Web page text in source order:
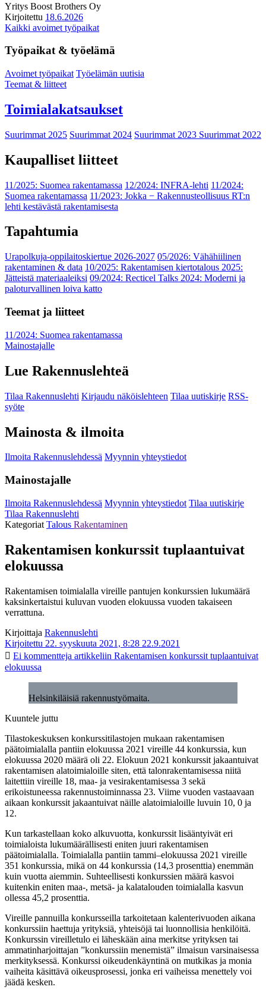
Yritys Boost Brothers Oy
Kirjoitettu 18.6.2026
Kaikki avoimet työpaikat
Työpaikat & työelämä
Avoimet työpaikat Työelämän uutisia
Teemat & liitteet
Toimialakatsaukset
Suurimmat 2025 Suurimmat 2024 Suurimmat 2023 Suurimmat 2022
Kaupalliset liitteet
11/2025: Suomea rakentamassa 12/2024: INFRA-lehti 11/2024:
Suomea rakentamassa 11/2023: Jokka − Rakennusteollisuus RT:n
lehti kestävästä rakentamisesta
Tapahtumia
Urapolkuja-oppilaitoskiertue 2026-2027 05/2026: Vähähiilinen
rakentaminen & data 10/2025: Rakentamisen kiertotalous 2025:
Jätteistä materiaaleiksi 09/2024: Recticel Talks 2024: Moderni ja
paloturvallinen loiva katto
Teemat ja liitteet
11/2024: Suomea rakentamassa
Mainostajalle
Lue Rakennuslehteä
Tilaa Rakennuslehti Kirjaudu näköislehteen Tilaa uutiskirje RSS-
syöte
Mainosta & ilmoita
Ilmoita Rakennuslehdessä Myynnin yhteystiedot
Mainostajalle
Ilmoita Rakennuslehdessä Myynnin yhteystiedot Tilaa uutiskirje
Tilaa Rakennuslehti
Kategoriat Talous Rakentaminen
Rakentamisen konkurssit tuplaantuivat
elokuussa
Rakentamisen toimialalla vireille pantujen konkurssien lukumäärä
kaksinkertaistui kuluvan vuoden elokuussa vuoden takaiseen
verrattuna.
Kirjoittaja Rakennuslehti
Kirjoitettu 22. syyskuuta 2021, 8:28 22.9.2021
Ei kommentteja artikkeliin Rakentamisen konkurssit tuplaantuivat
elokuussa
Helsinkiläisiä rakennustyömaita.
Kuuntele juttu
Tilastokeskuksen konkurssitilastojen mukaan rakentamisen
päätoimialalla pantiin elokuussa 2021 vireille 44 konkurssia, kun
elokuussa 2020 määrä oli 22. Elokuun 2021 konkurssit jakaantuivat
rakentamisen alatoimialoille siten, että talonrakentamisessa niitä
laitettiin vireille 18, maa- ja vesirakentamisessa 3 sekä
erikoistuneessa rakennustoiminnassa 23. Viime vuoden vastaavaan
aikaan konkurssit jakaantuivat näille alatoimialoille luvuin 10, 0 ja
12.
Kun tarkastellaan koko alkuvuotta, konkurssit lisääntyivät eri
toimialoista lukumäärällisesti eniten juuri rakentamisen
päätoimialalla. Toimialalla pantiin tammi–elokuussa 2021 vireille
351 konkurssia, mikä on 44 konkurssia (14,3 prosenttia) enemmän
kuin vuotta aiemmin. Suhteellisesti konkurssien määrä kasvoi
kuitenkin eniten maa-, metsä- ja kalatalouden toimialalla kasvun
ollessa 45,2 prosenttia.
Vireille pannuilla konkursseilla tarkoitetaan kalenterivuoden aikana
konkurssiin haettuja yrityksiä, yhteisöjä tai luonnollisia henkilöitä.
Konkurssin vireilletulo ei läheskään aina merkitse yrityksen tai
ammatinharjoittajan ”konkurssiin menemistä” ilmaisun varsinaisessa
merkityksessä. Konkurssi oikeudenkäyntinä on mutkikas ja monia
vaiheita käsittävä oikeusprosessi, jonka eri vaiheissa menettely voi
jäädä kesken.